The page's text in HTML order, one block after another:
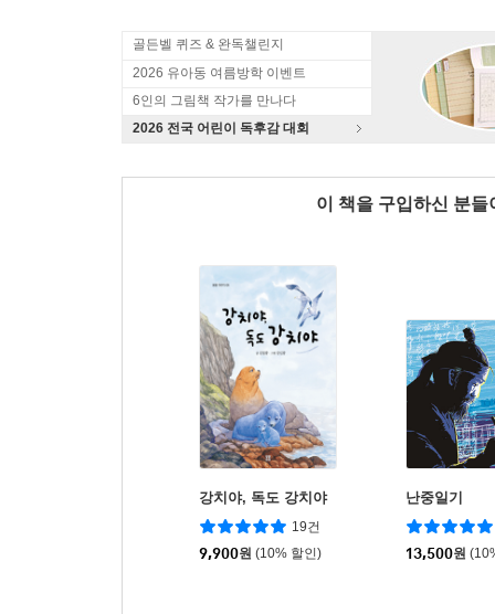
골든벨 퀴즈 & 완독챌린지
2026 유아동 여름방학 이벤트
6인의 그림책 작가를 만나다
2026 전국 어린이 독후감 대회
이 책을 구입하신 분
강치야, 독도 강치야
19건
9,900원 (10% 할인)
난중일기
13,500원